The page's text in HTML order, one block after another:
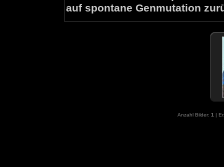
auf spontane Genmutation
Anzahl Bilder: 1 |